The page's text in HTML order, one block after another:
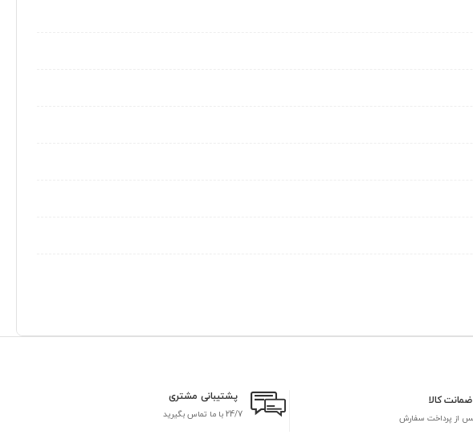
ضمانت کالا پشتیبانی مشتری
24/7 با ما تماس بگیرید